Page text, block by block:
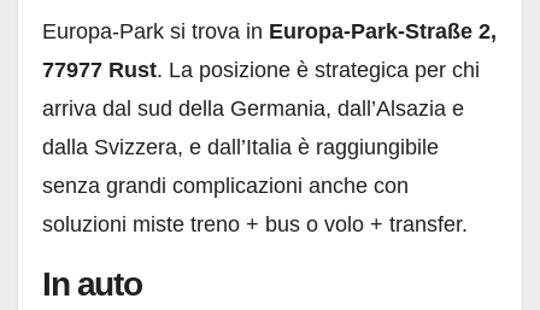
Europa-Park si trova in Europa-Park-Straße 2,
77977 Rust. La posizione è strategica per chi
arriva dal sud della Germania, dall’Alsazia e
dalla Svizzera, e dall’Italia è raggiungibile
senza grandi complicazioni anche con
soluzioni miste treno + bus o volo + transfer.
In auto